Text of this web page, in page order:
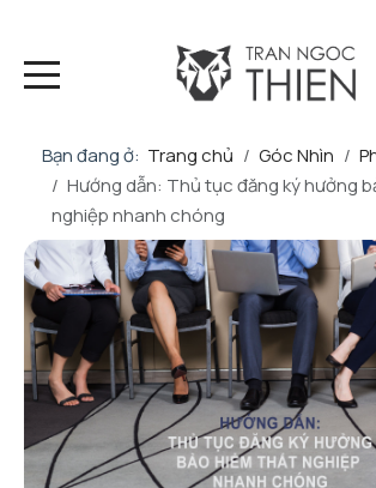
Bạn đang ở: Trang chủ Góc Nhìn
Hướng dẫn: Thủ tục đăng ký hưởng
nghiệp nhanh chóng